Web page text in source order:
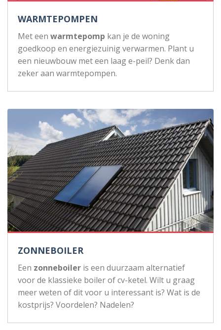
WARMTEPOMPEN
Met een warmtepomp kan je de woning
goedkoop en energiezuinig verwarmen. Plant u
een nieuwbouw met een laag e-peil? Denk dan
zeker aan warmtepompen.
ZONNEBOILER
Een zonneboiler is een duurzaam alternatief
voor de klassieke boiler of cv-ketel. Wilt u graag
meer weten of dit voor u interessant is? Wat is de
kostprijs? Voordelen? Nadelen?